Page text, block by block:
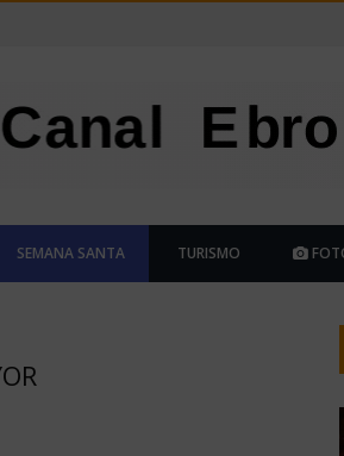
SEMANA SANTA TURISMO